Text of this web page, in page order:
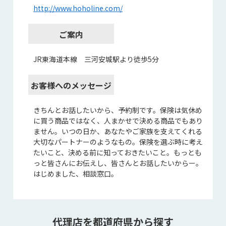
http://www.hoholine.com/
ご案内
JR東海道本線 三河安城駅より徒歩5分
お客様へのメッセージ
きちんとお話したいから、予約制です。保険は気休め
に買う商品ではなく、人まかせで決める商品でもあり
ません。いつの日か、あなたやご家族を支えてくれる
大切なパートナーのようなもの。保険を選ぶ時に考え
たいこと、決める前に知っておきたいこと。もっとも
っと皆さんにお伝えし、皆さんとお話したいからー。
はじめました、相談窓口。
代理店を都道府県から探す